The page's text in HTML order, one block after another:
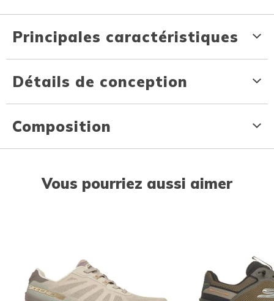
Principales caractéristiques
Détails de conception
Composition
Vous pourriez aussi aimer